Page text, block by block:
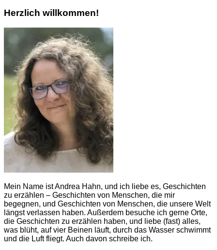
Herzlich willkommen!
Mein Name ist Andrea Hahn, und ich liebe es, Geschichten
zu erzählen – Geschichten von Menschen, die mir
begegnen, und Geschichten von Menschen, die unsere Welt
längst verlassen haben. Außerdem besuche ich gerne Orte,
die Geschichten zu erzählen haben, und liebe (fast) alles,
was blüht, auf vier Beinen läuft, durch das Wasser schwimmt
und die Luft fliegt. Auch davon schreibe ich.